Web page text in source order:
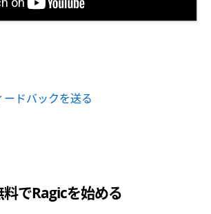
ードバックを送る
料でRagicを始める